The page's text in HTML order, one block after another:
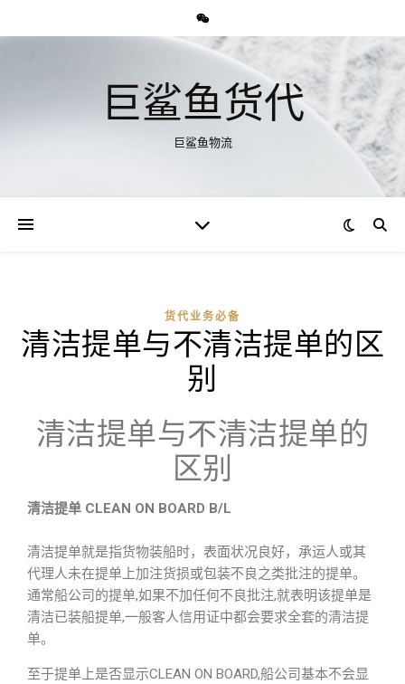
巨鲨鱼货代
巨鲨鱼物流
货代业务必备
清洁提单与不清洁提单的区
别
清洁提单与不清洁提单的
区别
清洁提单 CLEAN ON BOARD B/L
清洁提单就是指货物装船时，表面状况良好，承运人或其
代理人未在提单上加注货损或包装不良之类批注的提单。
通常船公司的提单,如果不加任何不良批注,就表明该提单是
清洁已装船提单,一般客人信用证中都会要求全套的清洁提
单。
至于提单上是否显示CLEAN ON BOARD,船公司基本不会显